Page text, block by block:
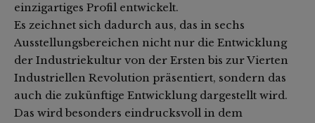
einzigartiges Profil entwickelt.
Es zeichnet sich dadurch aus, das in sechs
Ausstellungsbereichen nicht nur die Entwicklung
der Industriekultur von der Ersten bis zur Vierten
Industriellen Revolution präsentiert, sondern das
auch die zukünftige Entwicklung dargestellt wird.
Das wird besonders eindrucksvoll in dem